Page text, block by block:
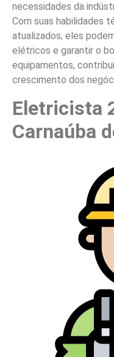
necessidades da
Com suas habilidades
atualizados, eles
elétricos e garantir o
equipamentos,
crescimento dos
Eletricista
Carnaúba